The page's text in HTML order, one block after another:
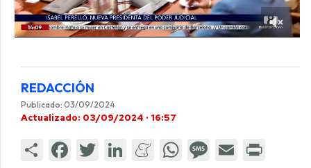
REDACCIÓN
Publicado: 03/09/2024
Actualizado: 03/09/2024 · 16:57